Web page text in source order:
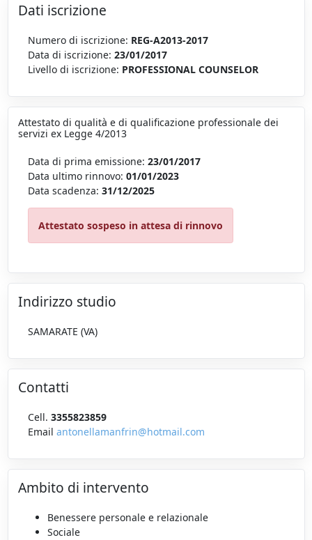
Dati iscrizione
Numero di iscrizione: REG-A2013-2017
Data di iscrizione: 23/01/2017
Livello di iscrizione: PROFESSIONAL COUNSELOR
Attestato di qualità e di qualificazione professionale dei
servizi ex Legge 4/2013
Data di prima emissione: 23/01/2017
Data ultimo rinnovo: 01/01/2023
Data scadenza: 31/12/2025
Attestato sospeso in attesa di rinnovo
Indirizzo studio
SAMARATE (VA)
Contatti
Cell. 3355823859
Email antonellamanfrin@hotmail.com
Ambito di intervento
Benessere personale e relazionale
Sociale